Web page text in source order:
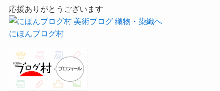
応援ありがとうございます
にほんブログ村